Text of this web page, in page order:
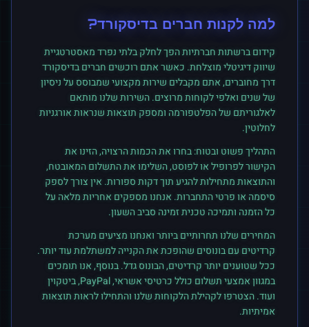
למה לקנות חברים בדיסקורד?
קידום ברשתות חברתיות הפך לחלק בלתי נפרד מאסטרטגיית
שיווק דיגיטלי מוצלחת. כאשר אתם רוכשים חבריםבדיסקורד
דרך מחוברים, אתם מקבלים שירות מקצועי שמבוסס על ניסיון
של שנים ואלפי לקוחות מרוצים. השירות שלנו מותאם
לאלגוריתם של הפלטפורמה ומספק תוצאות שנראות אורגניות
לחלוטין.
התהליך פשוט ובטוח: בחרו את הכמות הרצויה, הזינו את
הקישור לפרופיל או לפוסט, השלימו את התשלום המאובטח,
והתוצאות מתחילות להגיע תוך דקות ספורות. אין צורך לספק
סיסמה או פרטי התחברות. אנחנו מספקים אחריות מלאה על
כל הזמנה ותמיכה טכנית זמינה סביב השעון.
המחירים שלנו תחרותיים ביותר ואנחנו מציעים מערכת
קרדיטים עם בונוסים שהופכת את הקנייה למשתלמת עוד יותר.
ככל שטוענים יותר קרדיטים, הבונוס גדל. בנוסף, אנו תומכים
במגוון אמצעי תשלום כולל כרטיסי אשראי, PayPal, ביטקוין
ועוד. הצטרפו לקהילת הלקוחות שלנו והתחילו לראות תוצאות
אמיתיות.